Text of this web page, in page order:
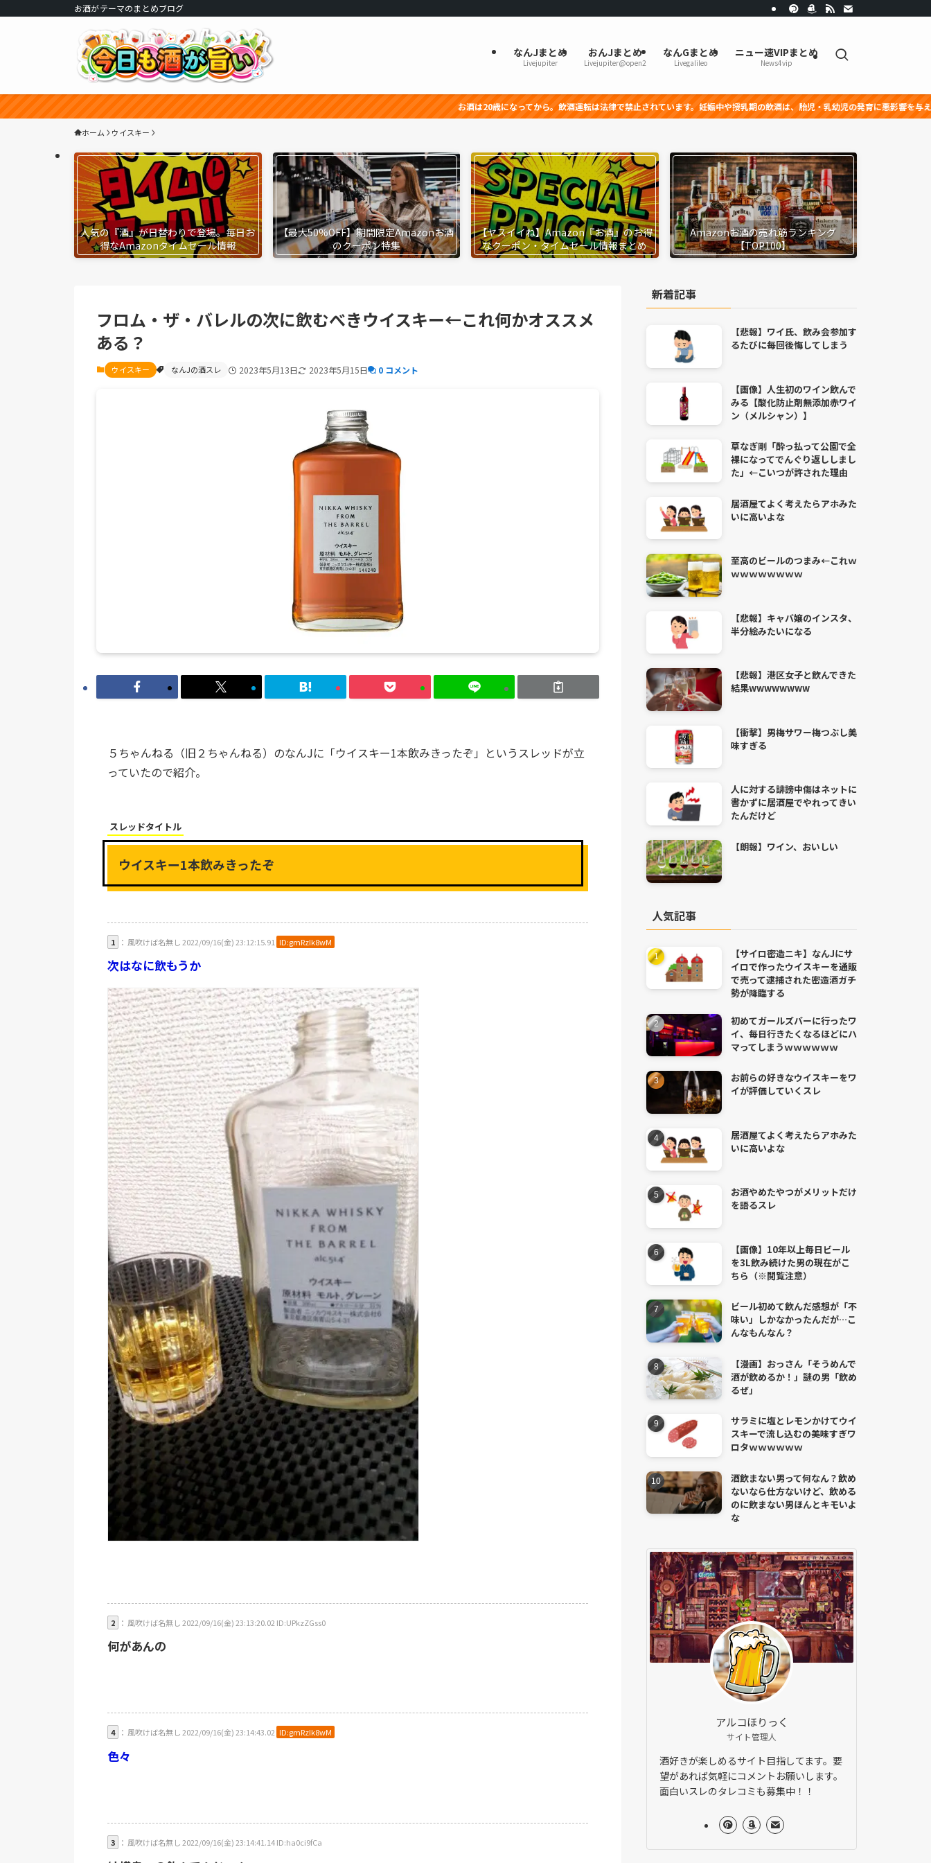
お酒がテーマのまとめブログ
なんJまとめ
Livejupiter
おんJまとめ
Livejupiter@open2
なんGまとめ
Livegalileo
ニュー速VIPまとめ
News4vip
お酒は20歳になってから。飲酒運転は法律で禁止されています。妊娠中や授乳期の飲酒は、胎児・乳幼児の発育に悪影響を与える恐れがあります。
ホーム ウイスキー
人気の『酒』が日替わりで登場。毎日お
得なAmazonタイムセール情報
【最大50%OFF】期間限定Amazonお酒
のクーポン特集
【ヤスイイね】Amazon『お酒』のお得
なクーポン・タイムセール情報まとめ
Amazonお酒の売れ筋ランキング
【TOP100】
フロム・ザ・バレルの次に飲むべきウイスキー←これ何かオススメ
ある？
ウイスキー なんJの酒スレ 2023年5月13日 2023年5月15日 0 コメント
５ちゃんねる（旧２ちゃんねる）のなんJに「ウイスキー1本飲みきったぞ」というスレッドが立
っていたので紹介。
スレッドタイトル
ウイスキー1本飲みきったぞ
1 ： 風吹けば名無し 2022/09/16(金) 23:12:15.91 ID:gmRzIk8wM
次はなに飲もうか
2 ： 風吹けば名無し 2022/09/16(金) 23:13:20.02 ID:UPkzZGss0
何があんの
4 ： 風吹けば名無し 2022/09/16(金) 23:14:43.02 ID:gmRzIk8wM
色々
3 ： 風吹けば名無し 2022/09/16(金) 23:14:41.14 ID:ha0ci9fCa
新着記事
【悲報】ワイ氏、飲み会参加す
るたびに毎回後悔してしまう
【画像】人生初のワイン飲んで
みる【酸化防止剤無添加赤ワイ
ン（メルシャン）】
草なぎ剛「酔っ払って公園で全
裸になってでんぐり返ししまし
た」←こいつが許された理由
居酒屋てよく考えたらアホみた
いに高いよな
至高のビールのつまみ←これｗ
ｗｗｗｗｗｗｗｗ
【悲報】キャバ嬢のインスタ、
半分絵みたいになる
【悲報】港区女子と飲んできた
結果wwwwwwww
【衝撃】男梅サワー梅つぶし美
味すぎる
人に対する誹謗中傷はネットに
書かずに居酒屋でやれってきい
たんだけど
【朗報】ワイン、おいしい
人気記事
【サイロ密造ニキ】なんJにサ
イロで作ったウイスキーを通販
で売って逮捕された密造酒ガチ
勢が降臨する
初めてガールズバーに行ったワ
イ、毎日行きたくなるほどにハ
マってしまうｗｗｗｗｗｗ
お前らの好きなウイスキーをワ
イが評価していくスレ
居酒屋てよく考えたらアホみた
いに高いよな
お酒やめたやつがメリットだけ
を語るスレ
【画像】10年以上毎日ビール
を3L飲み続けた男の現在がこ
ちら（※閲覧注意）
ビール初めて飲んだ感想が「不
味い」しかなかったんだが…こ
んなもんなん？
【漫画】おっさん「そうめんで
酒が飲めるか！」謎の男「飲め
るぜ」
サラミに塩とレモンかけてウイ
スキーで流し込むの美味すぎワ
ロタｗｗｗｗｗｗ
酒飲まない男って何なん？飲め
ないなら仕方ないけど、飲める
のに飲まない男ほんとキモいよ
な
アルコほりっく
サイト管理人
酒好きが楽しめるサイト目指してます。要
望があれば気軽にコメントお願いします。
面白いスレのタレコミも募集中！！